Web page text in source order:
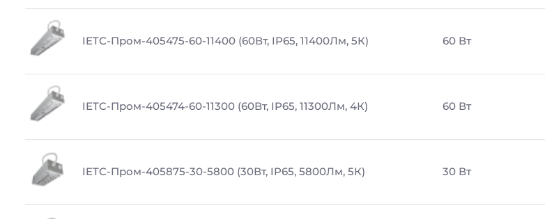
IETC-Пром-405475-60-11400 (60Вт, IP65, 11400Лм, 5К) 60 Вт
IETC-Пром-405474-60-11300 (60Вт, IP65, 11300Лм, 4К) 60 Вт
IETC-Пром-405875-30-5800 (30Вт, IP65, 5800Лм, 5К) 30 Вт